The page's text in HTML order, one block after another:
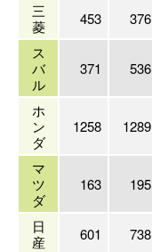
三
菱
453 376
ス
バ
ル
371 536
ホ
ン
ダ
1258 1289
マ
ツ
ダ
163 195
日
産
601 738